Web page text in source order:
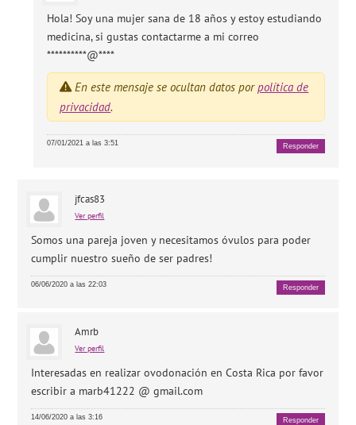
Hola! Soy una mujer sana de 18 años y estoy estudiando
medicina, si gustas contactarme a mi correo
**********@****
En este mensaje se ocultan datos porpolítica de
privacidad.
07/01/2021 a las 3:51 Responder
jfcas83
Ver perfil
Somos una pareja joven y necesitamos óvulos para poder
cumplir nuestro sueño de ser padres!
06/06/2020 a las 22:03 Responder
Amrb
Ver perfil
Interesadas en realizar ovodonación en Costa Rica por favor
escribir a marb41222 @ gmail.com
14/06/2020 a las 3:16 Responder